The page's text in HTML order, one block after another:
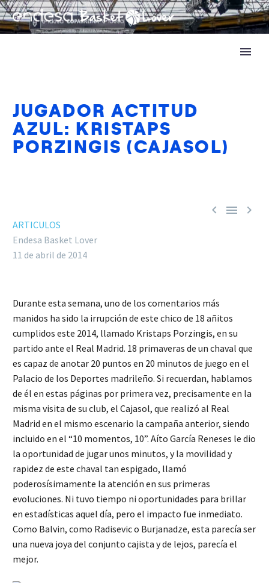
JUGADOR ACTITUD
AZUL: KRISTAPS
PORZINGIS (CAJASOL)
  
ARTICULOS
Endesa Basket Lover
11 de abril de 2014
Durante esta semana, uno de los comentarios más
manidos ha sido la irrupción de este chico de 18 añitos
cumplidos este 2014, llamado Kristaps Porzingis, en su
partido ante el Real Madrid. 18 primaveras de un chaval que
es capaz de anotar 20 puntos en 20 minutos de juego en el
Palacio de los Deportes madrileño. Si recuerdan, hablamos
de él en estas páginas por primera vez, precisamente en la
misma visita de su club, el Cajasol, que realizó al Real
Madrid en el mismo escenario la campaña anterior, siendo
incluido en el “10 momentos, 10”. Aíto García Reneses le dio
la oportunidad de jugar unos minutos, y la movilidad y
rapidez de este chaval tan espigado, llamó
poderosísimamente la atención en sus primeras
evoluciones. Ni tuvo tiempo ni oportunidades para brillar
en estadísticas aquel día, pero el impacto fue inmediato.
Como Balvin, como Radisevic o Burjanadze, esta parecía ser
una nueva joya del conjunto cajista y de lejos, parecía el
mejor.